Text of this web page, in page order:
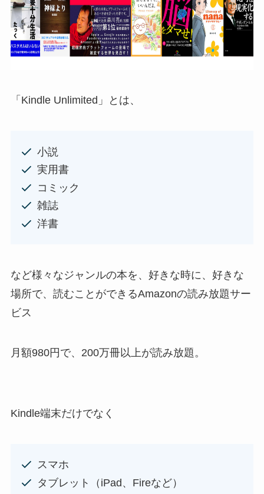
「Kindle Unlimited」とは、
小説
実用書
コミック
雑誌
洋書
など様々なジャンルの本を、好きな時に、好きな
場所で、読むことができるAmazonの読み放題サー
ビス
月額980円で、200万冊以上が読み放題。
Kindle端末だけでなく
スマホ
タブレット（iPad、Fireなど）